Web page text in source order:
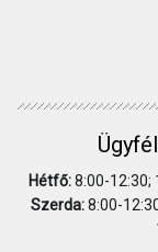
Hétfő:8:00-12:30;
Szerda:8:00-